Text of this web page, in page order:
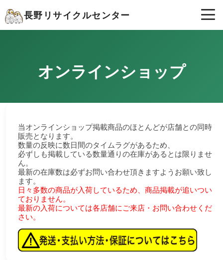
長野リサイクルセンター
オンラインショップ
当オンラインショップ掲載商品のほとんどが店舗との同時
販売となります。
数量の反映に数日間のタイムラグがあるため、
必ずしも掲載している数量通りの在庫があるとは限りませ
ん。
最新の在庫数は必ずお問い合わせ頂きますようお願い致し
ます。
日々多数の商品が入荷しているため、商品掲載が追いつい
ておりません。
最新の入荷については各店舗にご来店・お問い合わせくだ
さい。